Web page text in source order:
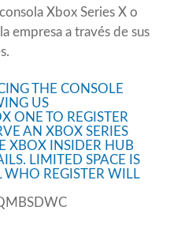
Xbox Series X o
empresa a través de sus
THE CONSOLE
US
ONE TO REGISTER
AN XBOX SERIES
XBOX INSIDER HUB
LIMITED SPACE IS
REGISTER WILL